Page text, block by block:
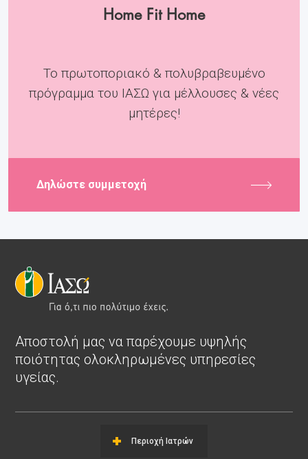
Home Fit Home
Το πρωτοποριακό & πολυβραβευμένο
πρόγραμμα του ΙΑΣΩ για μέλλουσες & νέες
μητέρες!
Δηλώστε συμμετοχή
Αποστολή μας να παρέχουμε υψηλής
ποιότητας ολοκληρωμένες υπηρεσίες
υγείας.
Περιοχή Ιατρών